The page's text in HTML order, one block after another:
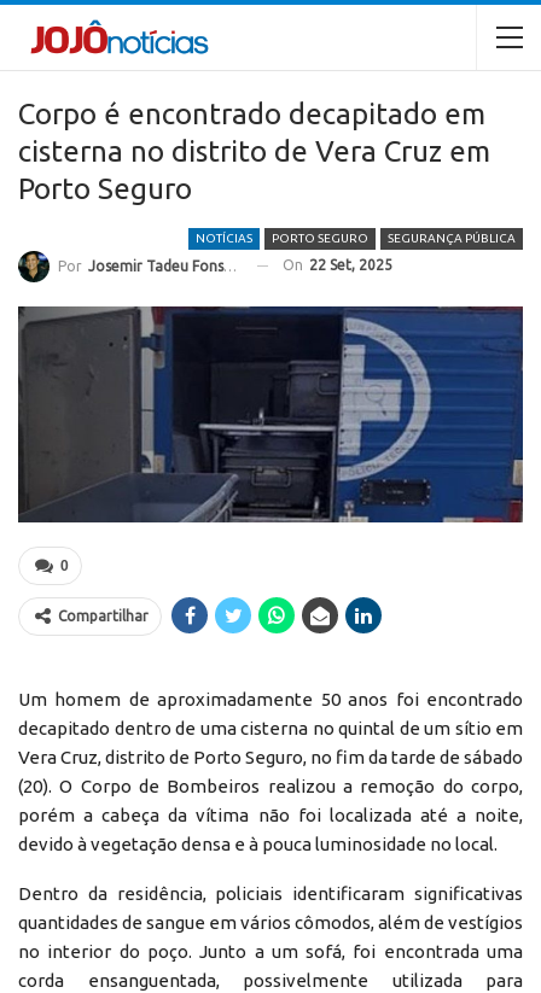
Corpo é encontrado decapitado em
cisterna no distrito de Vera Cruz em
Porto Seguro
NOTÍCIAS PORTO SEGURO SEGURANÇA PÚBLICA
Por Josemir Tadeu Fonseca On 22 Set, 2025
0
Compartilhar
Um homem de aproximadamente 50 anos foi encontrado
decapitado dentro de uma cisterna no quintal de um sítio em
Vera Cruz, distrito de Porto Seguro, no fim da tarde de sábado
(20). O Corpo de Bombeiros realizou a remoção do corpo,
porém a cabeça da vítima não foi localizada até a noite,
devido à vegetação densa e à pouca luminosidade no local.
Dentro da residência, policiais identificaram significativas
quantidades de sangue em vários cômodos, além de vestígios
no interior do poço. Junto a um sofá, foi encontrada uma
corda ensanguentada, possivelmente utilizada para